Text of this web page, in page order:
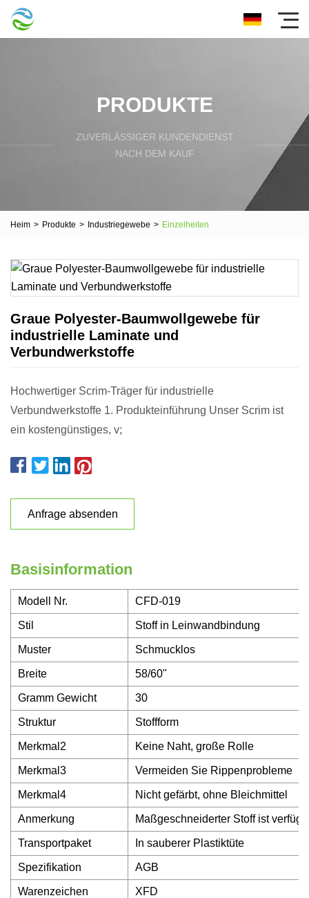
PRODUKTE
ZUVERLÄSSIGER KUNDENDIENST
NACH DEM KAUF
Heim > Produkte > Industriegewebe > Einzelheiten
Graue Polyester-Baumwollgewebe für
industrielle Laminate und
Verbundwerkstoffe
Hochwertiger Scrim-Träger für industrielle
Verbundwerkstoffe 1. Produkteinführung Unser Scrim ist
ein kostengünstiges, v;
Anfrage absenden
Basisinformation
Modell Nr. CFD-019
Stil Stoff in Leinwandbindung
Muster Schmucklos
Breite 58/60"
Gramm Gewicht 30
Struktur Stoffform
Merkmal2 Keine Naht, große Rolle
Merkmal3 Vermeiden Sie Rippenprobleme
Merkmal4 Nicht gefärbt, ohne Bleichmittel
Anmerkung Maßgeschneiderter Stoff ist
Transportpaket In sauberer Plastiktüte
Spezifikation AGB
Warenzeichen XFD